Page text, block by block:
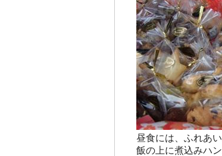
昼食には、ふれあ
飯の上に煮込みハ